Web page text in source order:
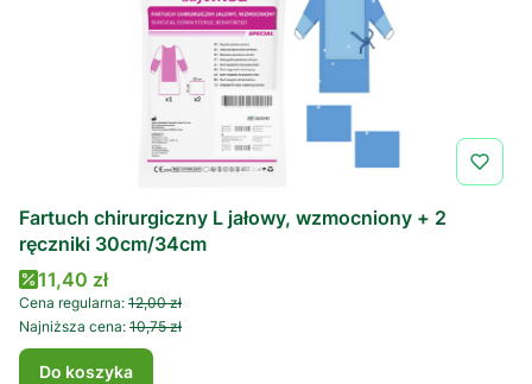
Fartuch chirurgiczny L jałowy, wzmocniony + 2
ręczniki 30cm/34cm
Cena promocyjna
11,40 zł
Cena regularna: 12,00 zł
Najniższa cena: 10,75 zł
Do koszyka